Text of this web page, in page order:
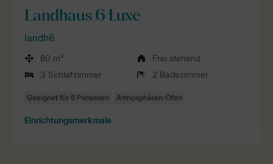
Landhaus 6 Luxe
landh6
80 m²
Frei stehend
3 Schlafzimmer
2 Badezimmer
Einrichtungsmerkmale